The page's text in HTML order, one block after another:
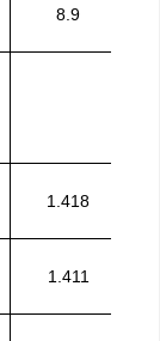
8.9
1.418
1.411